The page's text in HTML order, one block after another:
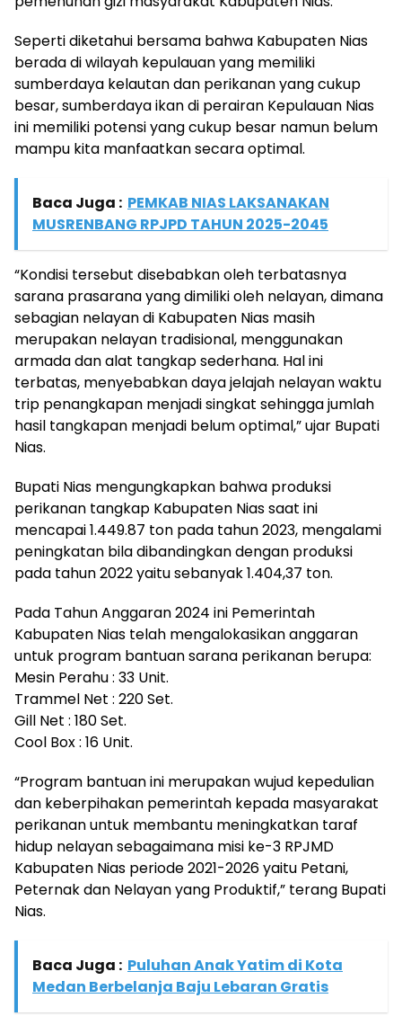
Seperti diketahui bersama bahwa Kabupaten Nias
berada di wilayah kepulauan yang memiliki
sumberdaya kelautan dan perikanan yang cukup
besar, sumberdaya ikan di perairan Kepulauan Nias
ini memiliki potensi yang cukup besar namun belum
mampu kita manfaatkan secara optimal.
Baca Juga : PEMKAB NIAS LAKSANAKAN
MUSRENBANG RPJPD TAHUN 2025-2045
“Kondisi tersebut disebabkan oleh terbatasnya
sarana prasarana yang dimiliki oleh nelayan, dimana
sebagian nelayan di Kabupaten Nias masih
merupakan nelayan tradisional, menggunakan
armada dan alat tangkap sederhana. Hal ini
terbatas, menyebabkan daya jelajah nelayan waktu
trip penangkapan menjadi singkat sehingga jumlah
hasil tangkapan menjadi belum optimal,” ujar Bupati
Nias.
Bupati Nias mengungkapkan bahwa produksi
perikanan tangkap Kabupaten Nias saat ini
mencapai 1.449.87 ton pada tahun 2023, mengalami
peningkatan bila dibandingkan dengan produksi
pada tahun 2022 yaitu sebanyak 1.404,37 ton.
Pada Tahun Anggaran 2024 ini Pemerintah
Kabupaten Nias telah mengalokasikan anggaran
untuk program bantuan sarana perikanan berupa:
Mesin Perahu : 33 Unit.
Trammel Net : 220 Set.
Gill Net : 180 Set.
Cool Box : 16 Unit.
“Program bantuan ini merupakan wujud kepedulian
dan keberpihakan pemerintah kepada masyarakat
perikanan untuk membantu meningkatkan taraf
hidup nelayan sebagaimana misi ke-3 RPJMD
Kabupaten Nias periode 2021-2026 yaitu Petani,
Peternak dan Nelayan yang Produktif,” terang Bupati
Nias.
Baca Juga : Puluhan Anak Yatim di Kota
Medan Berbelanja Baju Lebaran Gratis